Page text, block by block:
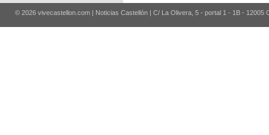
© 2026 vivecastellon.com | Noticias Castellón | C/ La Olivera, 5 - portal 1 - 1B - 12005